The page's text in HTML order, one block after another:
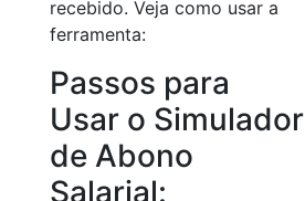
recebido. Veja como usar a
ferramenta:
Passos para
Usar o Simulador
de Abono
Salarial: